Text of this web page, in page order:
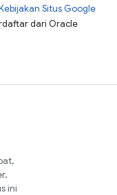
Situs Google
dari Oracle
ini